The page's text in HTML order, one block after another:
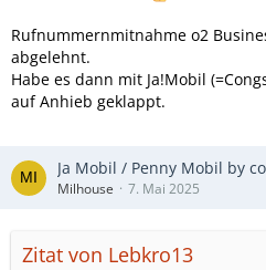
Rufnummernmitnahme o2
abgelehnt.
Habe es dann mit Ja!Mobil
auf Anhieb geklappt.
Ja Mobil / Penny Mobil by
Milhouse 7. Mai 2025
Zitat von Lebkro13